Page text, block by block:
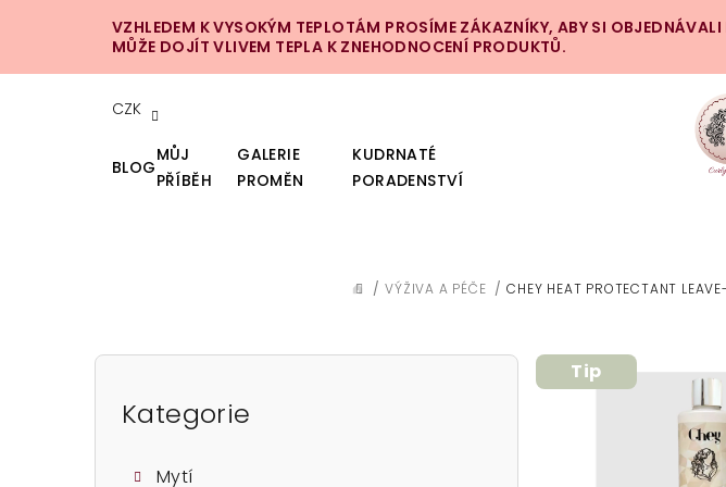
VZHLEDEM K VYSOKÝM TEPLOTÁM PROSÍME ZÁKAZNÍKY, ABY SI
MŮŽE DOJÍT VLIVEM TEPLA K ZNEHODNOCENÍ PRODUKTŮ.
CZK
BLOG
MŮJ
PŘÍBĚH
GALERIE
PROMĚN
KUDRNATÉ
PORADENSTVÍ
DOMŮ
/ VÝŽIVA A PÉČE / CHEY HEAT PROTECTANT
P
Přeskočit
kategorie
Kategorie
Mytí
Tip